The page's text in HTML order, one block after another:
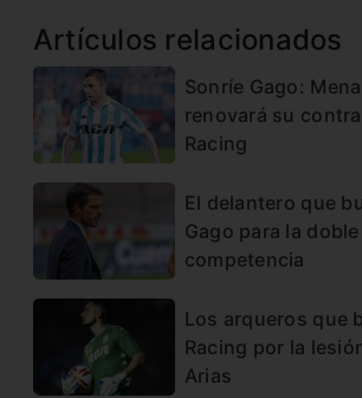
Artículos relacionados
Sonríe Gago: Mena
renovará su
Racing
El delantero que
Gago para la doble
competencia
Los arqueros que
Racing por la
Arias